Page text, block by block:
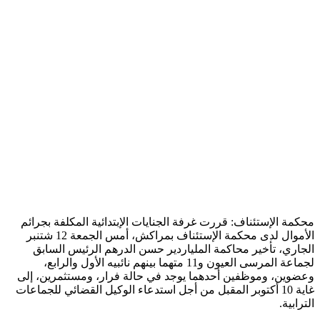
محكمة الإستئناف: قررت غرفة الجنايات الإبتدائية المكلفة بجرائم
الأموال لدى محكمة الإستئناف بمراكش، أمس الجمعة 12 شتنبر
الجاري، تأخير محاكمة الملياردير حسن الدرهم الرئيس السابق
لجماعة المرسى العيون و11 متهما بينهم نائبيه الأول والرابع،
وعضوين، وموظفين أحدهما يوجد في حالة فرار، ومستثمرين، إلى
غاية 10 أكتوبر المقبل من أجل استدعاء الوكيل القضائي للجماعات
الترابية.